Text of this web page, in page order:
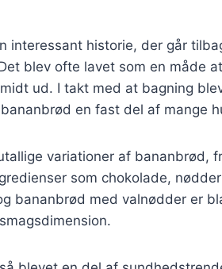
interessant historie, der går
blev ofte lavet som en måde
ud. I takt med at bagning
en fast del af mange
variationer af bananbrød,
som chokolade,
bananbrød med valnødder er